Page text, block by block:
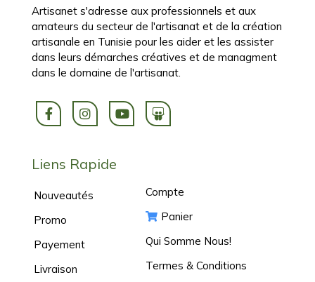
Artisanet s'adresse aux professionnels et aux
amateurs du secteur de l'artisanat et de la création
artisanale en Tunisie pour les aider et les assister
dans leurs démarches créatives et de managment
dans le domaine de l'artisanat.
Liens Rapide
Nouveautés
Promo
Payement
Livraison
Compte
Panier
Qui Somme Nous!
Termes & Conditions